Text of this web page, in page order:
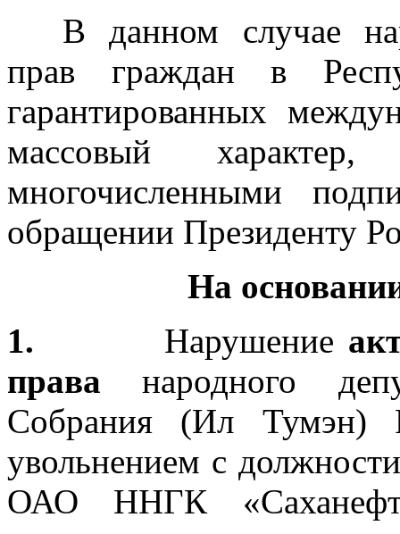
В данном случае
прав граждан в
гарантированных
массовый характер,
многочисленными
обращении Президенту
На
1.
Нарушение
права народного
Собрания (Ил
увольнением с
ОАО ННГК